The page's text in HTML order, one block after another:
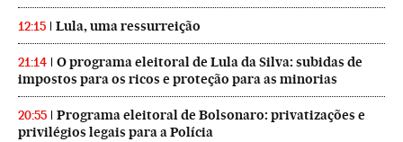
12:15 Lula, uma ressurreição
21:14
O programa eleitoral de Lula da Silva: subidas de
impostos para os ricos e proteção para as minorias
20:55
Programa eleitoral de Bolsonaro: privatizações e
privilégios legais para a Polícia